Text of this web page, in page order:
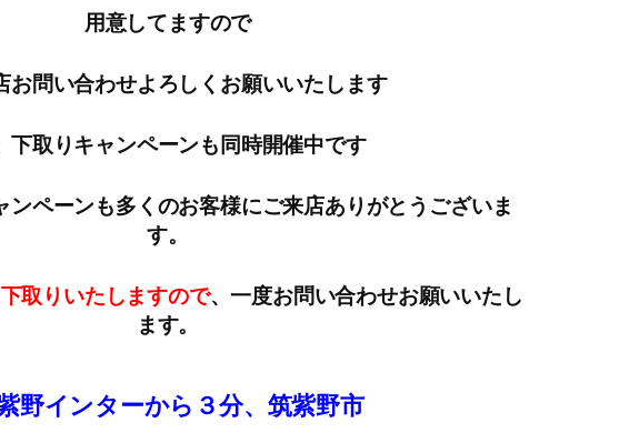
用意してますので
お問い合わせよろしくお願いいたします
下取りキャンペーンも同時開催中です
ンペーンも多くのお客様にご来店ありがとうございま
す。
取りいたしますので、一度お問い合わせお願いいたし
ます。
野インターから３分、筑紫野市